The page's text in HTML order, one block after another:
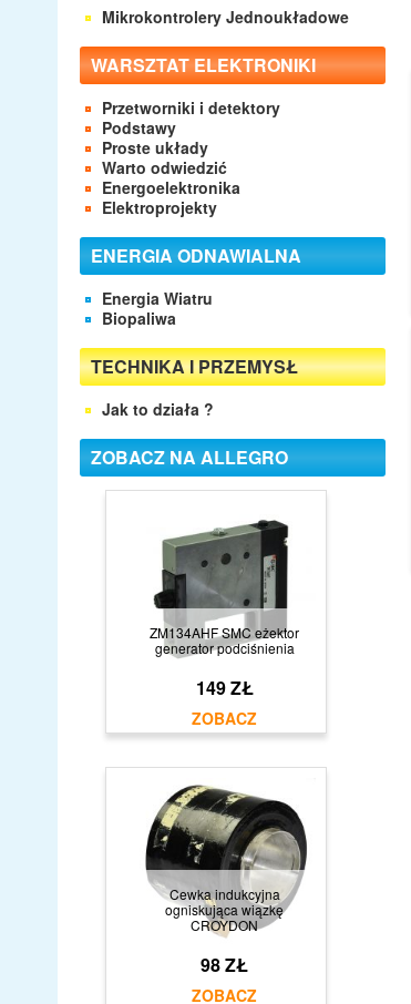
Mikrokontrolery Jednoukładowe
WARSZTAT ELEKTRONIKI
Przetworniki i detektory
Podstawy
Proste układy
Warto odwiedzić
Energoelektronika
Elektroprojekty
ENERGIA ODNAWIALNA
Energia Wiatru
Biopaliwa
TECHNIKA I PRZEMYSŁ
Jak to działa ?
ZOBACZ NA ALLEGRO
ZM134AHF SMC eżektor
generator podciśnienia
149 ZŁ
Cewka indukcyjna
ogniskująca wiązkę
CROYDON
98 ZŁ